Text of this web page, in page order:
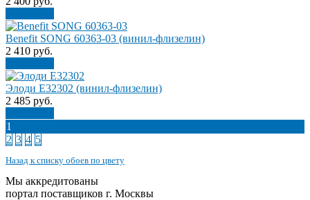
Benefit SONG 60363-03 (винил-флизелин)
2 410 руб.
Элоди Е32302 (винил-флизелин)
2 485 руб.
1
2 3 4 5
Назад к списку обоев по цвету
Мы аккредитованы
портал поставщиков г. Москвы